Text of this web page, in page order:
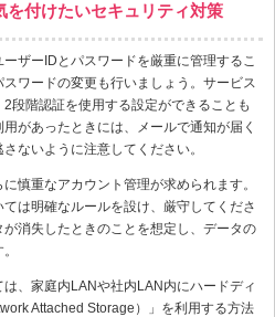
を付けたいセキュリティ対策
ザーIDとパスワードを厳重に管理するこ
ワードの変更も行いましょう。サービス
段階認証を使用する設定ができることも
があったときには、メールで通知が届く
ないように注意してください。
慎重なアカウント管理が求められます。
は明確なルールを設け、厳守してくださ
消失したときのことを想定し、データの
、家庭内LANや社内LAN内にハードディ
Attached Storage）」を利用する方法